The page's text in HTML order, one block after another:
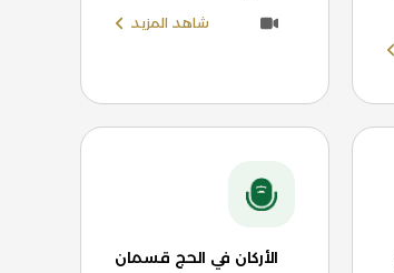
شاهد المزيد
الأركان في الحج قسمان